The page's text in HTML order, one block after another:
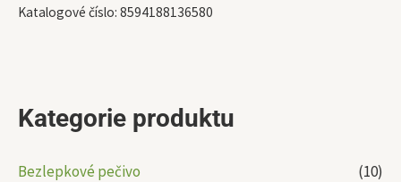
Kategorie produktu
Bezlepkové pečivo
(10)
Katalogové číslo: 8594188136580